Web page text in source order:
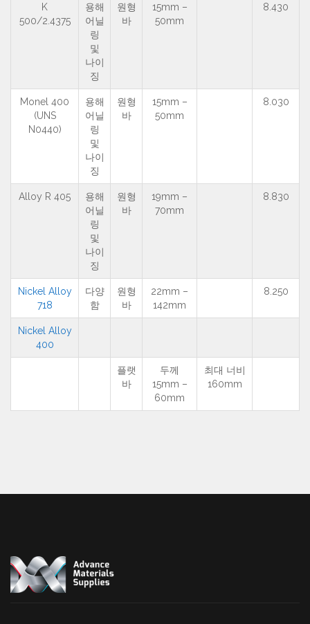
K
500/2.4375
용해
어닐
링
및
나이
징
원형
바
15mm –
50mm
8.430
Monel 400
(UNS
N0440)
용해
어닐
링
및
나이
징
원형
바
15mm –
50mm
8.030
Alloy R 405
용해
어닐
링
및
나이
징
원형
바
19mm –
70mm
8.830
Nickel Alloy
718
다양
함
원형
바
22mm –
142mm
8.250
Nickel Alloy
400
플랫
바
두께
15mm –
60mm
최대 너비
160mm